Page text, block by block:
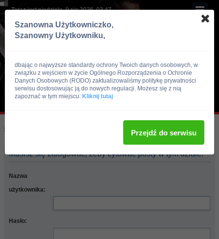
Teraz jest niedziela, 9 sie 2026, 03:47
Skocz do:
Musisz się zalogować, żeby cytować posty w tym dziale.
Nazwa
użytkownika:
Hasło:
Szanowna Użytkowniczko,
Szanowny Użytkowniku,
dbając o najwyższe standardy ochrony Twoich danych osobowych, w
związku z wejściem w życie Ogólnego Rozporządzenia o Ochronie
Danych Osobowych (RODO) zaktualizowaliśmy politykę prywatności
serwisu dostosowując ją do nowych regulacji. Możesz się z nią
zapoznać w tym miejscu: Kliknij tutaj
Przejdź do serwisu